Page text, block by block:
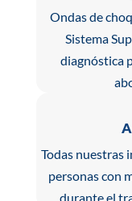
Ondas de
Sistema
diagnóstica
Todas nuestras
personas con
durante el